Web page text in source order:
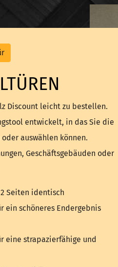
Discount leicht zu bestellen.
entwickelt, in das Sie die
auswählen können.
Geschäftsgebäuden oder
Seiten identisch
ein schöneres Endergebnis
eine strapazierfähige und